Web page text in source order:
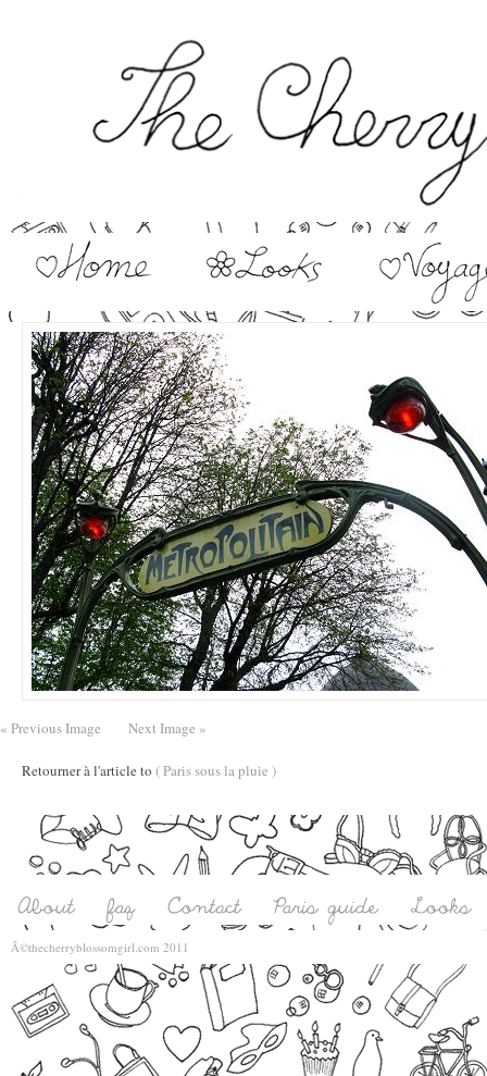
« Previous Image Next Image »
Retourner à l'article to ( Paris sous la pluie )
Â©thecherryblossomgirl.com 2011